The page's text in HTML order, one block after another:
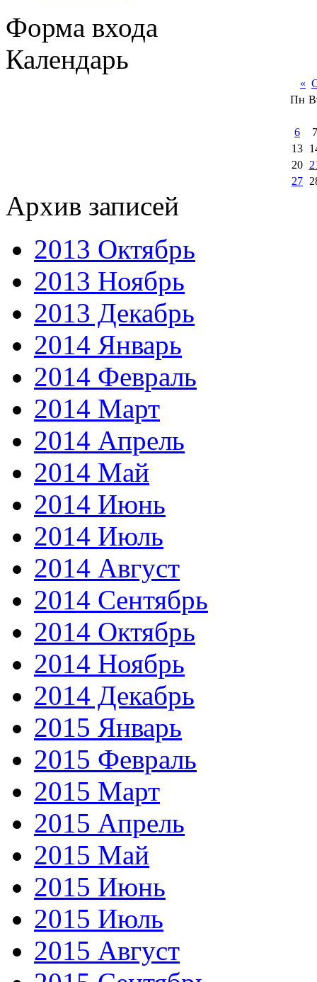
Форма входа
Календарь
«
Пн
6
7
13
20
27
Архив записей
2013 Октябрь
2013 Ноябрь
2013 Декабрь
2014 Январь
2014 Февраль
2014 Март
2014 Апрель
2014 Май
2014 Июнь
2014 Июль
2014 Август
2014 Сентябрь
2014 Октябрь
2014 Ноябрь
2014 Декабрь
2015 Январь
2015 Февраль
2015 Март
2015 Апрель
2015 Май
2015 Июнь
2015 Июль
2015 Август